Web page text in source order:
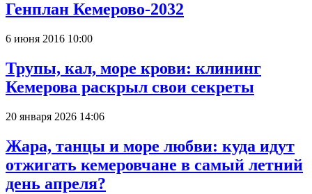
Генплан Кемерово-2032
6 июня 2016 10:00
Трупы, кал, море крови: клининг
Кемерова раскрыл свои секреты
20 января 2026 14:06
Жара, танцы и море любви: куда идут
отжигать кемеровчане в самый летний
день апреля?